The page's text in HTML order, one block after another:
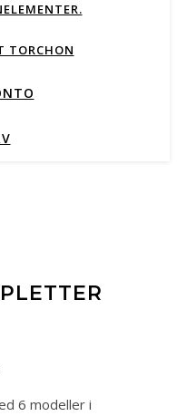
TORCHON
6 modeller i